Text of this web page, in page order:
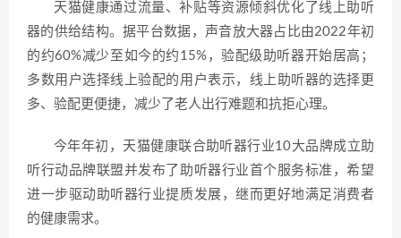
天猫健康通过流量、补贴等资源倾斜优化了线上助听
器的供给结构。据平台数据，声音放大器占比由2022年初
的约60%减少至如今的约15%，验配级助听器开始居高；
多数用户选择线上验配的用户表示，线上助听器的选择更
多、验配更便捷，减少了老人出行难题和抗拒心理。
今年年初，天猫健康联合助听器行业10大品牌成立助
听行动品牌联盟并发布了助听器行业首个服务标准，希望
进一步驱动助听器行业提质发展，继而更好地满足消费者
的健康需求。